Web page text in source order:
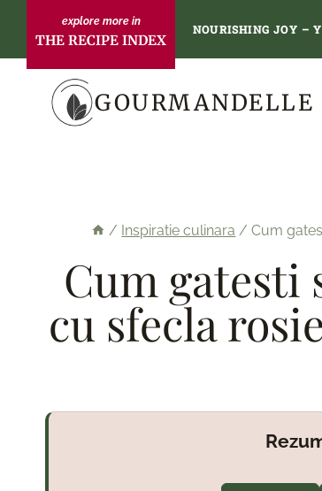
content
THE RECIPE INDEX
NOURISHING JOY –
GOURMANDELLE
/ Inspiratie culinara / Cum
Cum gatesti
cu sfecla